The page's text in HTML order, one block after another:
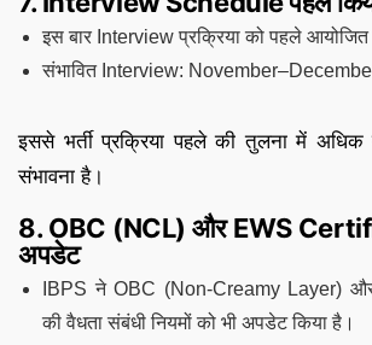
इस बार Interview प्रक्रिया को पहले आयोजित
संभावित Interview:
इससे भर्ती प्रक्रिया पहले की तुलना में अधिक
संभावना है।
8. OBC (NCL) और EWS
अपडेट
IBPS ने OBC (Non-Creamy Layer)
की वैधता संबंधी नियमों को भी अपडेट किया है।